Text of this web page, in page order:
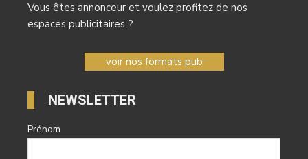
Vous êtes annonceur et voulez profitez de nos
espaces publicitaires ?
voir nos formats pub
NEWSLETTER
Prénom